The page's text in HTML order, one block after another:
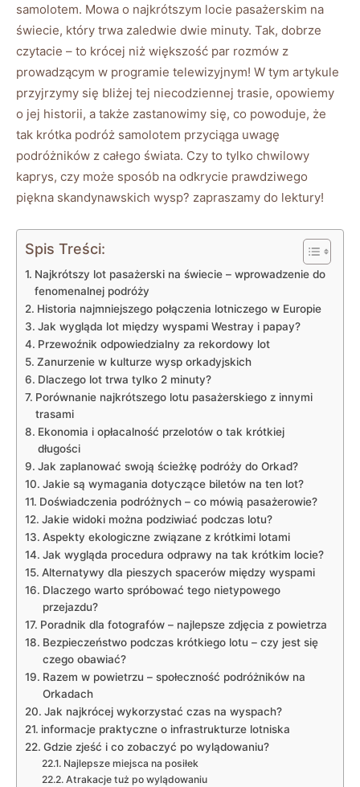
samolotem. Mowa o najkrótszym locie pasażerskim na
świecie, który trwa zaledwie dwie minuty. Tak, dobrze
czytacie – to krócej niż większość par rozmów z
prowadzącym w programie telewizyjnym! W tym artykule
przyjrzymy się bliżej tej niecodziennej trasie, opowiemy
o jej historii, a także zastanowimy się, co powoduje, że
tak krótka podróż samolotem przyciąga uwagę
podróżników z całego świata. Czy to tylko chwilowy
kaprys, czy może sposób na odkrycie prawdziwego
piękna skandynawskich wysp? zapraszamy do lektury!
Spis Treści:
Najkrótszy lot pasażerski na świecie – wprowadzenie do
fenomenalnej podróży
Historia najmniejszego połączenia lotniczego w Europie
Jak wygląda lot między wyspami Westray i papay?
Przewoźnik odpowiedzialny za rekordowy lot
Zanurzenie w kulturze wysp orkadyjskich
Dlaczego lot trwa tylko 2 minuty?
Porównanie najkrótszego lotu pasażerskiego z innymi
trasami
Ekonomia i opłacalność przelotów o tak krótkiej
długości
Jak zaplanować swoją ścieżkę podróży do Orkad?
Jakie są wymagania dotyczące biletów na ten lot?
Doświadczenia podróżnych – co mówią pasażerowie?
Jakie widoki można podziwiać podczas lotu?
Aspekty ekologiczne związane z krótkimi lotami
Jak wygląda procedura odprawy na tak krótkim locie?
Alternatywy dla pieszych spacerów między wyspami
Dlaczego warto spróbować tego nietypowego
przejazdu?
Poradnik dla fotografów – najlepsze zdjęcia z powietrza
Bezpieczeństwo podczas krótkiego lotu – czy jest się
czego obawiać?
Razem w powietrzu – społeczność podróżników na
Orkadach
Jak najkrócej wykorzystać czas na wyspach?
informacje praktyczne o infrastrukturze lotniska
Gdzie zjeść i co zobaczyć po wylądowaniu?
Najlepsze miejsca na posiłek
Atrakacje tuż po wylądowaniu